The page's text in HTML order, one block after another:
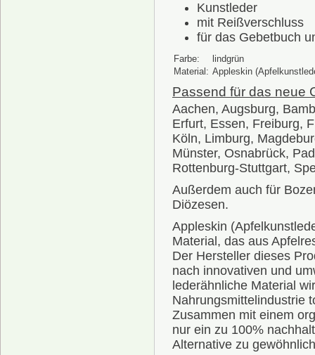
Kunstleder
mit Reißverschluss
für das Gebetbuch
Farbe:
lindgrün
Material: Appleskin
Passend für das neue
Aachen, Augsburg,
Erfurt, Essen, Freiburg,
Köln, Limburg,
Münster, Osnabrück,
Rottenburg-Stuttgart,
Außerdem auch für
Diözesen.
Appleskin
Material, das aus
Der Hersteller dieses
nach innovativen und
lederähnliche Material
Nahrungsmittelindustrie
Zusammen mit einem
nur ein zu 100%
Alternative zu